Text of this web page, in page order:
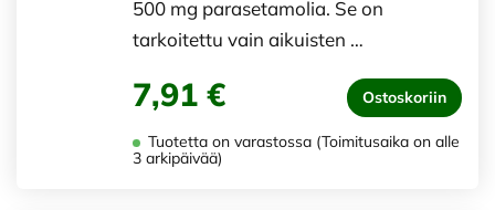
500 mg parasetamolia. Se on
tarkoitettu vain aikuisten …
7,91 € Ostoskoriin
Tuotetta on varastossa (Toimitusaika on alle
3 arkipäivää)